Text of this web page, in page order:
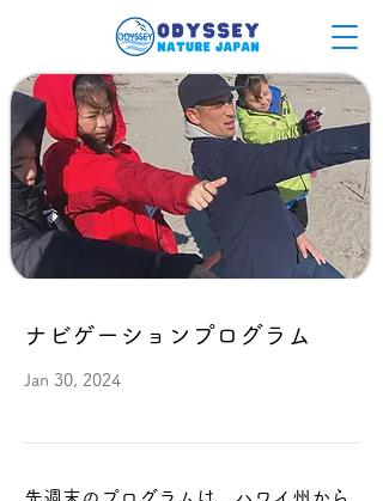
ナビゲーションプログラム
Jan 30, 2024